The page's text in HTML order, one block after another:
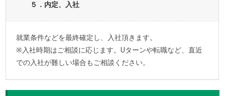
５．内定、入社
就業条件などを最終確定し、入社頂きます。
※入社時期はご相談に応じます。Uターンや転職など、直近
での入社が難しい場合もご相談ください。